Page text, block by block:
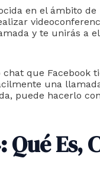
en el ámbito
y te unirás a
chat que
una
puede hacerlo
Qué